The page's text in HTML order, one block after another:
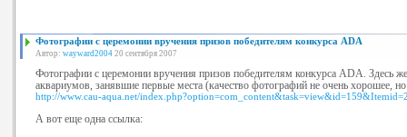
Фотографии с церемонии вручения призов победителям конкурса ADA
Автор: wayward2004 20 сентября 2007
Фотографии с церемонии вручения призов победителям конкурса ADA. Здесь
аквариумов, занявшие первые места (качество фотографий не очень хорошее,
http://www.cau-aqua.net/
А вот еще одна ссылка: